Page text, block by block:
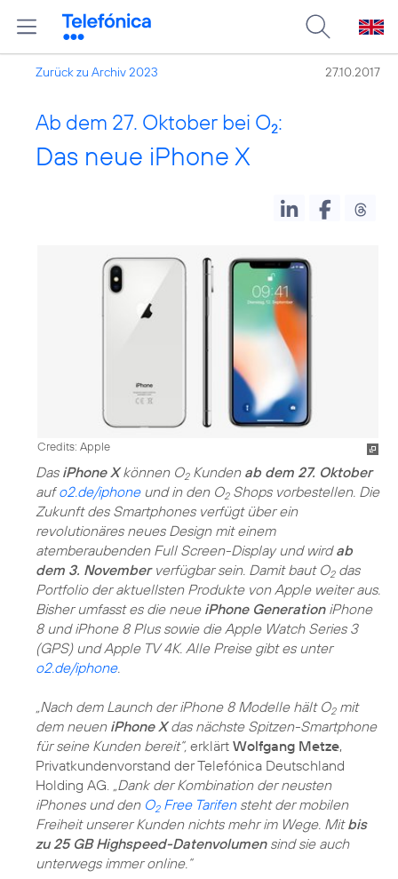
Zurück zu Archiv 2023 27.10.2017
Ab dem 27. Oktober bei O2:
Das neue iPhone X
Credits: Apple
Das iPhone Xkönnen O2Kunden ab dem 27. Oktober
aufo2.de/iphoneund in den O2Shops vorbestellen. Die
Zukunft des Smartphones verfügt über ein
revolutionäres neues Design mit einem
atemberaubenden Full Screen-Display und wirdab
dem 3. Novemberverfügbar sein. Damit baut O2das
Portfolio der aktuellsten Produkte von Apple weiter aus.
Bisher umfasst es die neue iPhone GenerationiPhone
8 und iPhone 8 Plus sowie die Apple Watch Series 3
(GPS) und Apple TV 4K. Alle Preise gibt es unter
o2.de/iphone.
„Nach dem Launch der iPhone 8 Modelle hält O2mit
dem neuen iPhone Xdas nächste Spitzen-Smartphone
für seine Kunden bereit“, erklärt Wolfgang Metze,
Privatkundenvorstand der Telefónica Deutschland
Holding AG.
„Dank der Kombination der neusten
iPhones und den O2Free Tarifensteht der mobilen
Freiheit unserer Kunden nichts mehr im Wege. Mitbis
zu 25 GB Highspeed-Datenvolumensind sie auch
unterwegs immer online.“